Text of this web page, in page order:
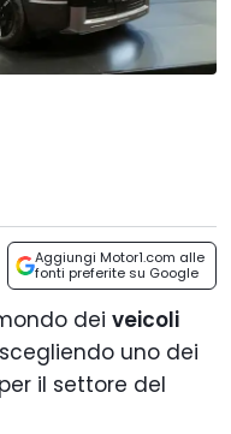
Aggiungi Motor1.com alle
fonti preferite su Google
dei veicoli
uno dei
il settore del